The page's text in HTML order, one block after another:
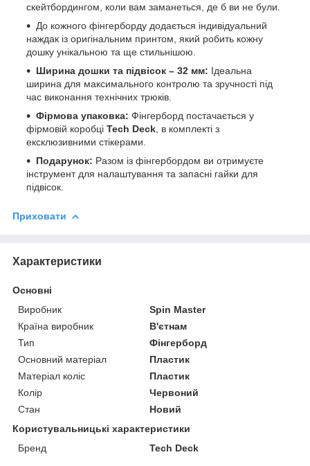
скейтбордингом, коли вам заманеться, де б ви не були.
До кожного фінгерборду додається індивідуальний
наждак із оригінальним принтом, який робить кожну
дошку унікальною та ще стильнішою.
Ширина дошки та підвісок – 32 мм: Ідеальна
ширина для максимального контролю та зручності під
час виконання технічних трюків.
Фірмова упаковка: Фінгерборд постачається у
фірмовій коробці Tech Deck , в комплекті з
ексклюзивними стікерами.
Подарунок: Разом із фінгербордом ви отримуєте
інструмент для налаштування та запасні гайки для
підвісок.
Приховати
Характеристики
Основні
Виробник
Spin Master
Країна виробник
В'єтнам
Тип
Фінгерборд
Основний матеріал
Пластик
Матеріал коліс
Пластик
Колір
Червоний
Стан
Новий
Користувальницькі характеристики
Бренд
Tech Deck